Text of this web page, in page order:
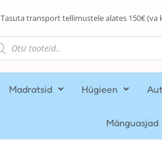
Tasuta transport tellimustele alates 150€ (va
Madratsid Hügieen
Mänguasjad